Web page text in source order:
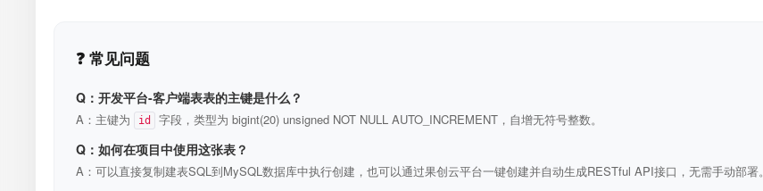
❓ 常见问题
Q：开发平台-客户端表表的主键是什么？
A：主键为 id 字段，类型为 bigint(20) unsigned NOT NULL AUTO_INCREMENT，自增无符号整数。
Q：如何在项目中使用这张表？
A：可以直接复制建表SQL到MySQL数据库中执行创建，也可以通过果创云平台一键创建并自动生成RESTful API接口，无需手动部署。